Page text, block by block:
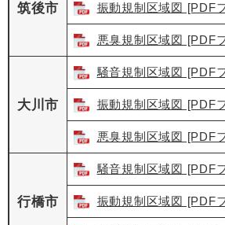
筑後市 振動規制区域図 [PDF
悪臭規制区域図 [PDF
大川市
騒音規制区域図 [PDF
振動規制区域図 [PDF
悪臭規制区域図 [PDF
行橋市
騒音規制区域図 [PDF
振動規制区域図 [PDF